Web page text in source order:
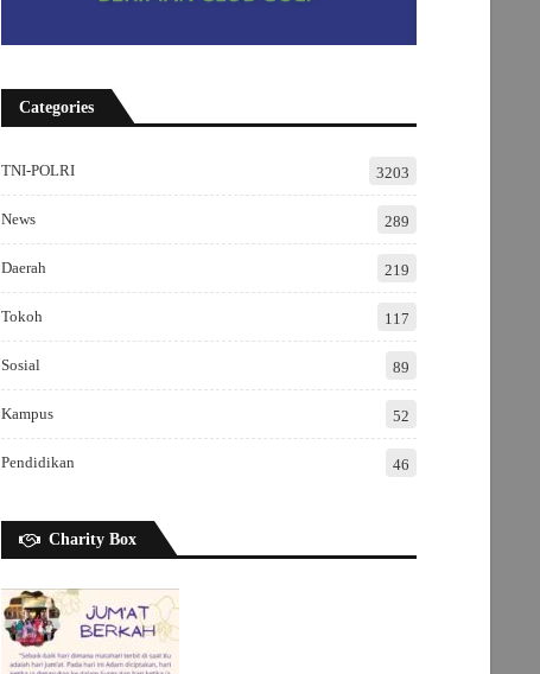
Categories
TNI-POLRI 3203
News 289
Daerah 219
Tokoh 117
Sosial 89
Kampus 52
Pendidikan 46
Charity Box